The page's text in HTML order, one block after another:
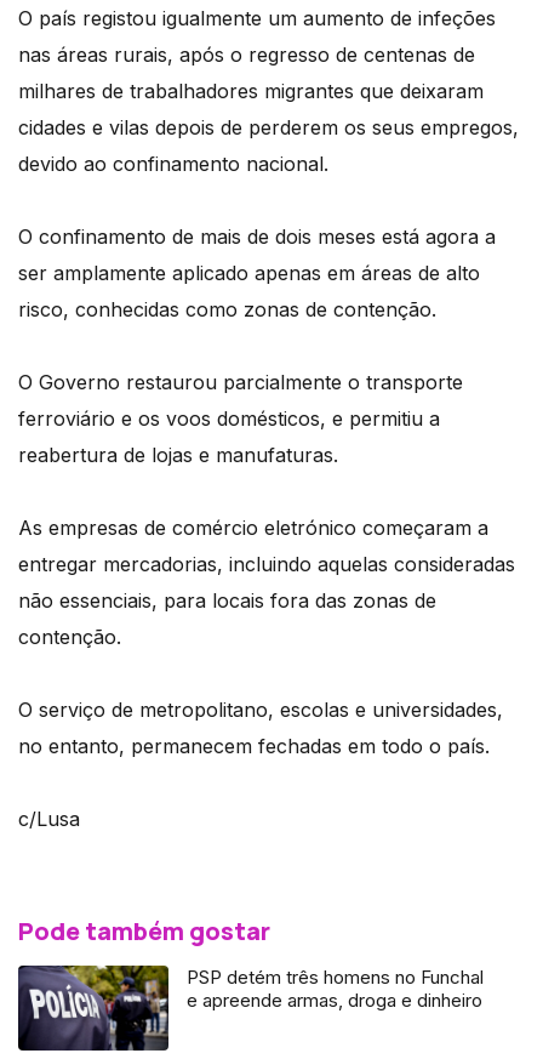
O país registou igualmente um aumento de infeções
nas áreas rurais, após o regresso de centenas de
milhares de trabalhadores migrantes que deixaram
cidades e vilas depois de perderem os seus empregos,
devido ao confinamento nacional.
O confinamento de mais de dois meses está agora a
ser amplamente aplicado apenas em áreas de alto
risco, conhecidas como zonas de contenção.
O Governo restaurou parcialmente o transporte
ferroviário e os voos domésticos, e permitiu a
reabertura de lojas e manufaturas.
As empresas de comércio eletrónico começaram a
entregar mercadorias, incluindo aquelas consideradas
não essenciais, para locais fora das zonas de
contenção.
O serviço de metropolitano, escolas e universidades,
no entanto, permanecem fechadas em todo o país.
c/Lusa
Pode também gostar
PSP detém três homens no Funchal
e apreende armas, droga e dinheiro